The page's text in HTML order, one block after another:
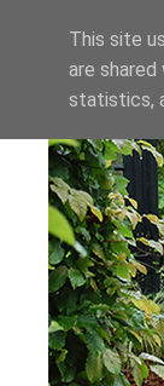
This site
are
statistics,